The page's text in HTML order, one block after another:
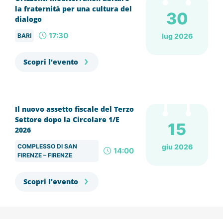
la fraternità per una cultura del
dialogo
BARI 17:30
Scopri l'evento
30
lug 2026
Il nuovo assetto fiscale del Terzo
Settore dopo la Circolare 1/E
2026
COMPLESSO DI SAN
FIRENZE – FIRENZE
14:00
Scopri l'evento
15
giu 2026